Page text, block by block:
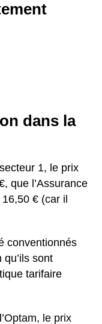
dans la
1, le prix
que l’Assurance
€ (car il
conventionnés
sont
tarifaire
le prix